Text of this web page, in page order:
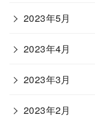
2023年5月
2023年4月
2023年3月
2023年2月